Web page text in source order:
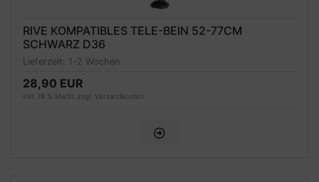
RIVE KOMPATIBLES TELE-BEIN 52-77CM
SCHWARZ D36
Lieferzeit: 1-2 Wochen
28,90 EUR
inkl. 19 % MwSt. zzgl. Versandkosten